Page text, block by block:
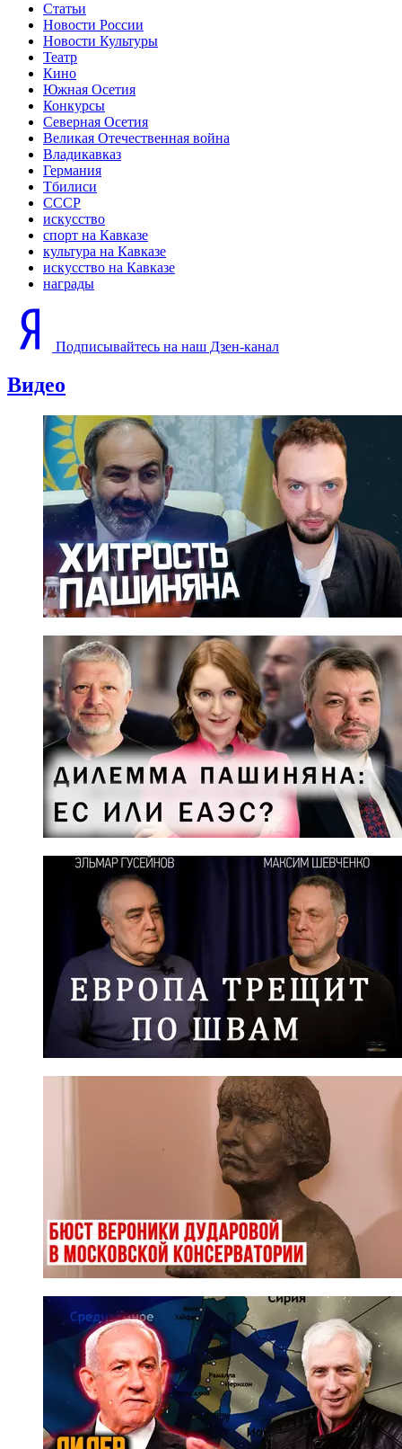
Статьи
Новости России
Новости Культуры
Театр
Кино
Южная Осетия
Конкурсы
Северная Осетия
Великая Отечественная война
Владикавказ
Германия
Тбилиси
СССР
искусство
спорт на Кавказе
культура на Кавказе
искусство на Кавказе
награды
Подписывайтесь на наш Дзен-канал
Видео